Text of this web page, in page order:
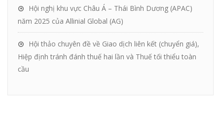
Hội nghị khu vực Châu Á – Thái Bình Dương (APAC)
năm 2025 của Allinial Global (AG)
Hội thảo chuyên đề về Giao dịch liên kết (chuyển giá),
Hiệp định tránh đánh thuế hai lần và Thuế tối thiểu toàn
cầu